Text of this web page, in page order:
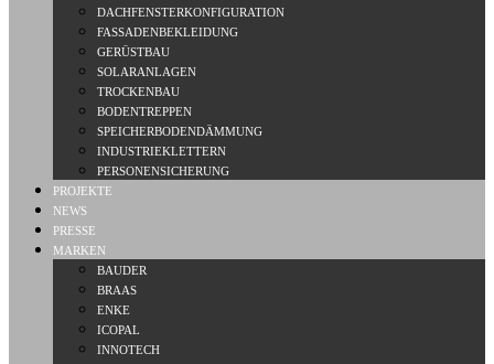
DACHFENSTERKONFIGURATION
FASSADENBEKLEIDUNG
GERÜSTBAU
SOLARANLAGEN
TROCKENBAU
BODENTREPPEN
SPEICHERBODENDÄMMUNG
INDUSTRIEKLETTERN
PERSONENSICHERUNG
PROJEKTE
NEWS
PRESSE
MARKEN
BAUDER
BRAAS
ENKE
ICOPAL
INNOTECH